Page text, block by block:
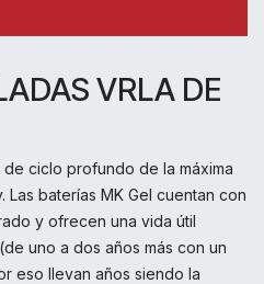
VRLA DE
ciclo profundo de la máxima
baterías MK Gel cuentan con
y ofrecen una vida útil
uno a dos años más con un
eso llevan años siendo la